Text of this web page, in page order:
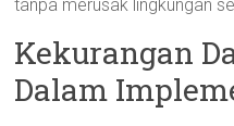
tanpa merusak lingkungan
Kekurangan
Dalam